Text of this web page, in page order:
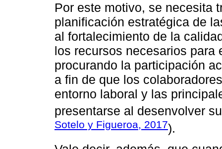
Por este motivo, se necesita
planificación estratégica de
al fortalecimiento de la
los recursos necesarios para
procurando la participación
a fin de que los
entorno laboral y las
presentarse al desenvolver
Sotelo y Figueroa, 2017).